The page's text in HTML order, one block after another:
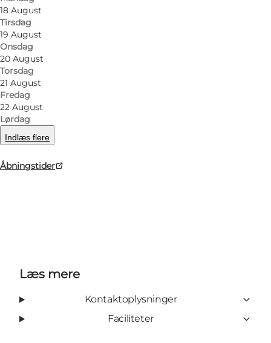
18 August
Tirsdag
19 August
Onsdag
20 August
Torsdag
21 August
Fredag
22 August
Lørdag
Indlæs flere
Åbningstider
havnen og den uforstyrrede udsigt til Lillebælt
og Østersøen.
Menukortet er meget varieret, og byder på
både dansk is og pølser, samt lette kød- og
fiske retter.
Bistroen er åben for selskaber i perioden for
vinterlukning.
Læs mere
Kontaktoplysninger
Faciliteter